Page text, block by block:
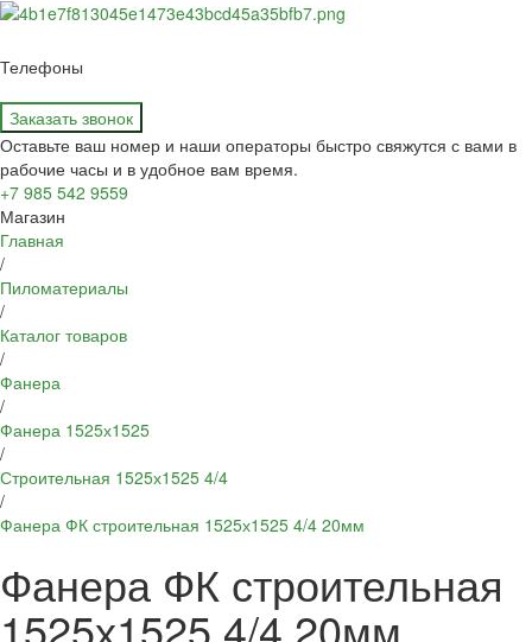
Телефоны
Заказать звонок
Оставьте ваш номер и наши операторы быстро свяжутся с вами в
рабочие часы и в удобное вам время.
+7 985 542 9559
Магазин
Главная
/
Пиломатериалы
/
Каталог товаров
/
Фанера
/
Фанера 1525х1525
/
Строительная 1525х1525 4/4
/
Фанера ФК строительная 1525х1525 4/4 20мм
Фанера ФК строительная
1525х1525 4/4 20мм